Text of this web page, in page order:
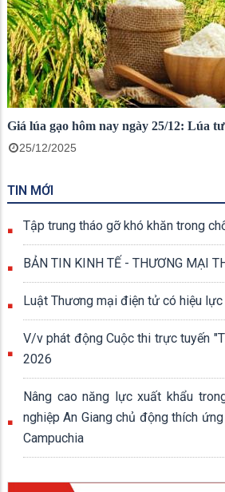
Giá lúa gạo hôm nay ngày 25/12: Lúa
25/12/2025
TIN MỚI
Tập trung tháo gỡ khó khăn trong
BẢN TIN KINH TẾ - THƯƠNG MẠI
Luật Thương mại điện tử có hiệu
V/v phát động Cuộc thi trực tuyến
2026
Nâng cao năng lực xuất khẩu
nghiệp An Giang chủ động thích ứng thị trường Trung Quốc,
Campuchia